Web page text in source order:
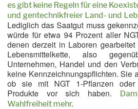
es gibt keine Regeln für eine
und gentechnikfreier Land- und
Lediglich das Saatgut muss
würde für etwa 94 Prozent aller
denen derzeit in Laboren
Lebensmittelkette, also
Unternehmen, Handel und den
keine Kennzeichnungspflichten. Sie
ob sie mit NGT 1-Pflanzen oder
Produkte vor sich haben.
Wahlfreiheit mehr.